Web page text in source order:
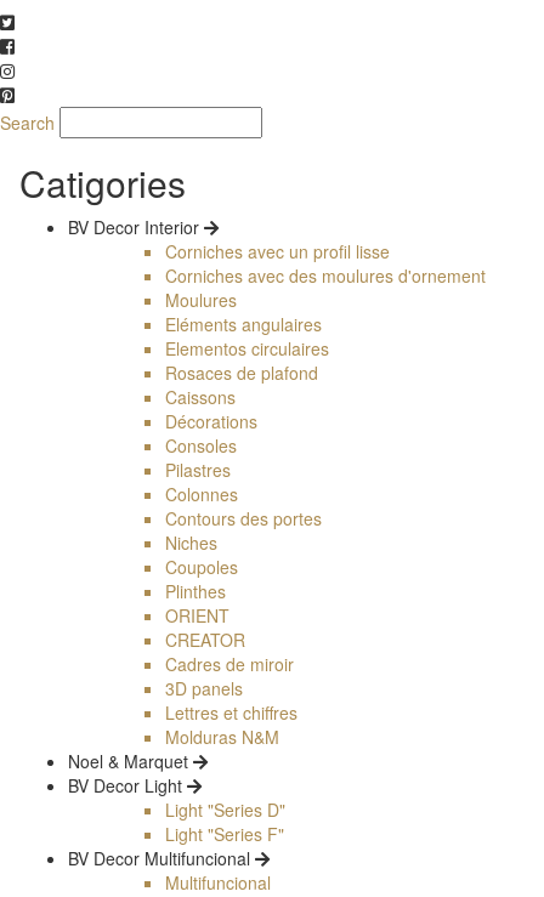
Search
Catigories
BV Decor Interior
Corniches avec un profil lisse
Corniches avec des moulures d'ornement
Moulures
Eléments angulaires
Elementos circulaires
Rosaces de plafond
Caissons
Décorations
Consoles
Pilastres
Colonnes
Contours des portes
Niches
Coupoles
Plinthes
ORIENT
CREATOR
Cadres de miroir
3D panels
Lettres et chiffres
Molduras N&M
Noel & Marquet
BV Decor Light
Light "Series D"
Light "Series F"
BV Decor Multifuncional
Multifuncional